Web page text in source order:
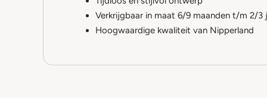
Verkrijgbaar in maat 6/9 maanden t/m 2/3
Hoogwaardige kwaliteit van Nipperland